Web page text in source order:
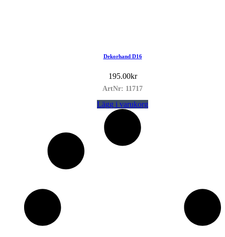
Dekorhand D16
195.00kr
ArtNr: 11717
Lägg i varukorg